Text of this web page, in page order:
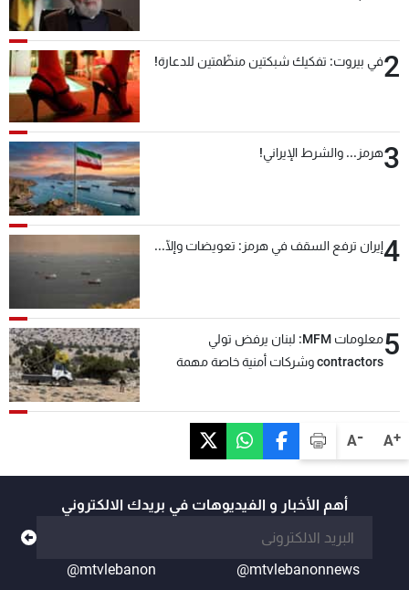
A+
A-
2في بيروت: تفكيك شبكتين منظّمتين للدعارة!
3هرمز... والشرط الإيراني!
4إيران ترفع السقف في هرمز: تعويضات وإلّا...
5
معلومات MFM: لبنان يرفض تولي
contractors وشركات أمنية خاصة مهمة
أهم الأخبار و الفيديوهات في بريدك الالكتروني
@mtvlebanonnews
@mtvlebanon